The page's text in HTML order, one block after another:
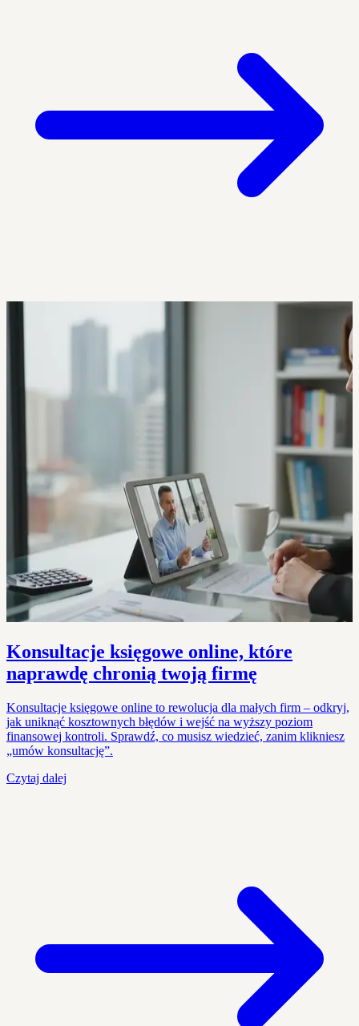
Konsultacje księgowe online, które
naprawdę chronią twoją firmę
Konsultacje księgowe online to rewolucja dla małych firm – odkryj,
jak uniknąć kosztownych błędów i wejść na wyższy poziom
finansowej kontroli. Sprawdź, co musisz wiedzieć, zanim klikniesz
„umów konsultację”.
Czytaj dalej